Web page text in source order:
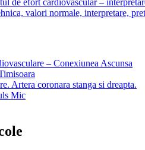
de efort cardiovascular –
valori normale, interpretare, pret
– Conexiunea Ascunsa
Artera coronara stanga si dreapta.
Mic